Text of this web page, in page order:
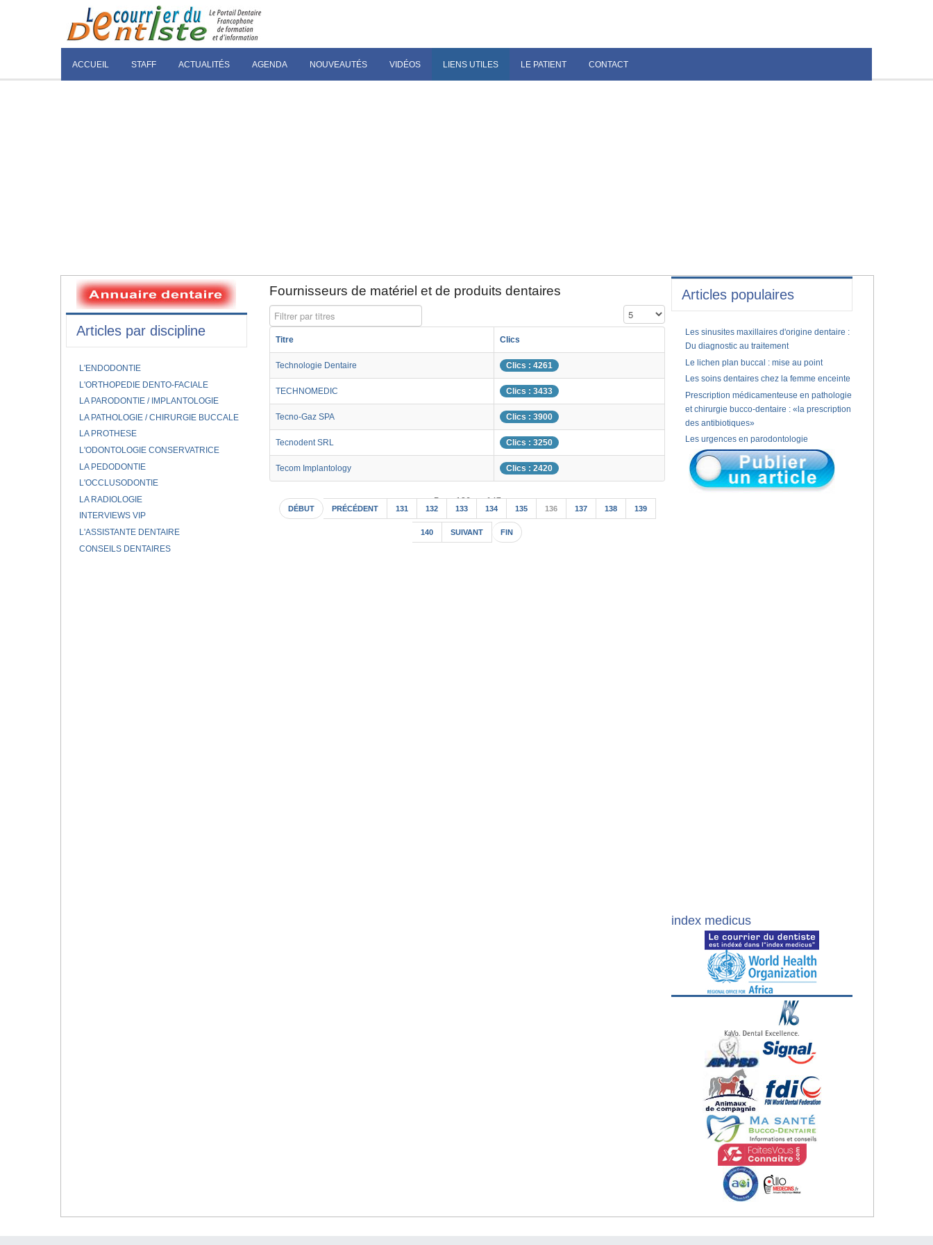
ACCUEIL STAFF ACTUALITÉS AGENDA NOUVEAUTÉS VIDÉOS LIENS UTILES LE PATIENT CONTACT
Fournisseurs de matériel et de produits dentaires
Filtrer par titres Affichage #
Titre Clics
Technologie Dentaire Clics : 4261
TECHNOMEDIC Clics : 3433
Tecno-Gaz SPA Clics : 3900
Tecnodent SRL Clics : 3250
Tecom Implantology Clics : 2420
Page 136 sur 147
DÉBUT PRÉCÉDENT 131 132 133 134 135 136 137 138 139
140 SUIVANT FIN
Articles par discipline
L'ENDODONTIE
L'ORTHOPEDIE DENTO-FACIALE
LA PARODONTIE / IMPLANTOLOGIE
LA PATHOLOGIE / CHIRURGIE BUCCALE
LA PROTHESE
L'ODONTOLOGIE CONSERVATRICE
LA PEDODONTIE
L'OCCLUSODONTIE
LA RADIOLOGIE
INTERVIEWS VIP
L'ASSISTANTE DENTAIRE
CONSEILS DENTAIRES
Articles populaires
Les sinusites maxillaires d'origine dentaire :
Du diagnostic au traitement
Le lichen plan buccal : mise au point
Les soins dentaires chez la femme enceinte
Prescription médicamenteuse en pathologie
et chirurgie bucco-dentaire : «la prescription
des antibiotiques»
Les urgences en parodontologie
index medicus